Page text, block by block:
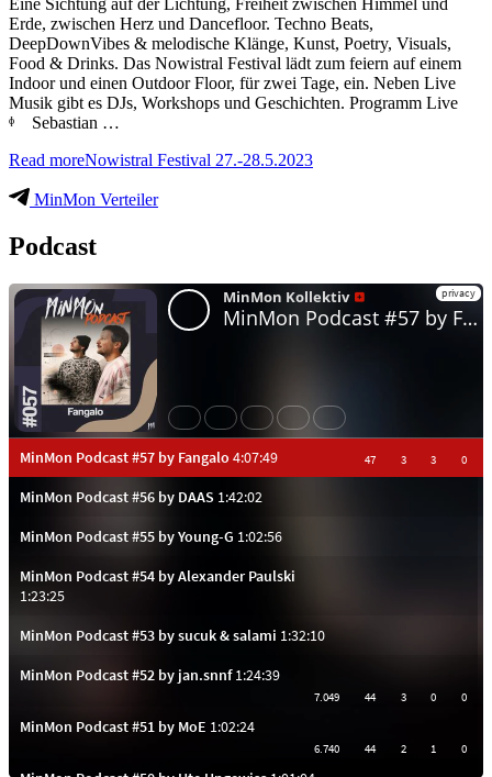
Eine Sichtung auf der Lichtung, Freiheit zwischen Himmel und
Erde, zwischen Herz und Dancefloor. Techno Beats,
DeepDownVibes & melodische Klänge, Kunst, Poetry, Visuals,
Food & Drinks. Das Nowistral Festival lädt zum feiern auf einem
Indoor und einen Outdoor Floor, für zwei Tage, ein. Neben Live
Musik gibt es DJs, Workshops und Geschichten. Programm Live
ᶲ Sebastian …
Read moreNowistral Festival 27.-28.5.2023
MinMon Verteiler
Podcast